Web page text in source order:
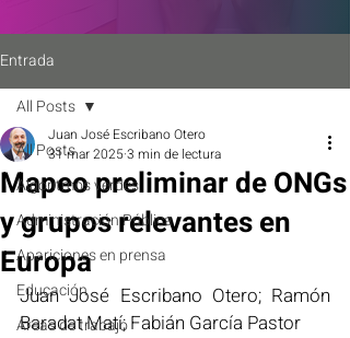
Entrada
All Posts
Algoritmos verdes
Administración Pública
Apariciones en prensa
Educación
Áreas de trabajo
All Posts
Mapeo preliminar de ONGs
y grupos relevantes en
Europa
Juan José Escribano Otero
31 mar 20253 min de lectura
Juan José Escribano Otero; Ramón
Baradat Matí; Fabián García Pastor